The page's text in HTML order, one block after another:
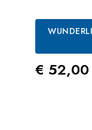
Prezzo
€ 52,00